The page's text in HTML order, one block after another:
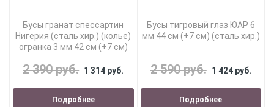
Бусы гранат спессартин
Нигерия (сталь хир.) (колье)
огранка 3 мм 42 см (+7 см)
2 390 руб. 1 314 руб.
Подробнее
Бусы тигровый глаз ЮАР 6
мм 44 см (+7 см) (сталь хир.)
2 590 руб. 1 424 руб.
Подробнее